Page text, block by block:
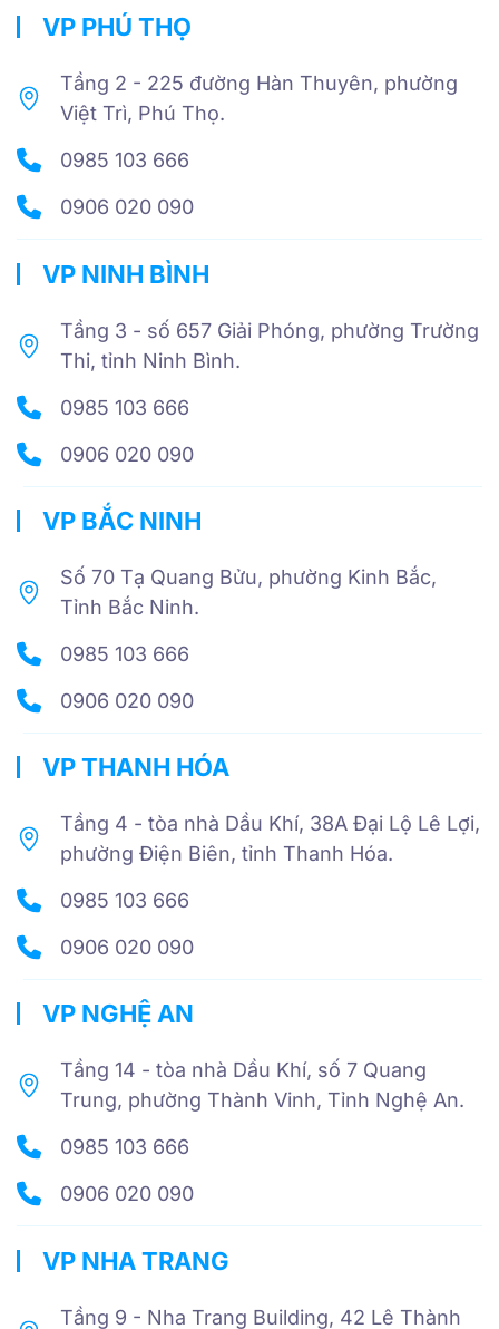
VP PHÚ THỌ
Tầng 2 - 225 đường Hàn Thuyên, phường
Việt Trì, Phú Thọ.
0985 103 666
0906 020 090
VP NINH BÌNH
Tầng 3 - số 657 Giải Phóng, phường Trường
Thi, tỉnh Ninh Bình.
0985 103 666
0906 020 090
VP BẮC NINH
Số 70 Tạ Quang Bửu, phường Kinh Bắc,
Tỉnh Bắc Ninh.
0985 103 666
0906 020 090
VP THANH HÓA
Tầng 4 - tòa nhà Dầu Khí, 38A Đại Lộ Lê Lợi,
phường Điện Biên, tỉnh Thanh Hóa.
0985 103 666
0906 020 090
VP NGHỆ AN
Tầng 14 - tòa nhà Dầu Khí, số 7 Quang
Trung, phường Thành Vinh, Tỉnh Nghệ An.
0985 103 666
0906 020 090
VP NHA TRANG
Tầng 9 - Nha Trang Building, 42 Lê Thành